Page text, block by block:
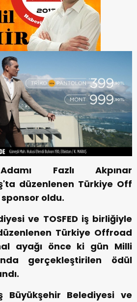
Fazlı Akpınar
düzenlenen Türkiye Off
sponsor oldu.
ve TOSFED iş birliğiyle
Türkiye Offroad
ayağı önce ki gün Milli
gerçekleştirilen ödül
Büyükşehir Belediyesi ve